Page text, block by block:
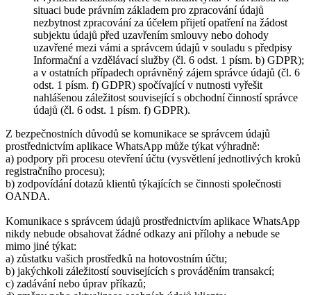
situaci bude právním základem pro zpracování údajů
nezbytnost zpracování za účelem přijetí opatření na žádost
subjektu údajů před uzavřením smlouvy nebo dohody
uzavřené mezi vámi a správcem údajů v souladu s předpisy
Informační a vzdělávací služby (čl. 6 odst. 1 písm. b) GDPR);
a v ostatních případech oprávněný zájem správce údajů (čl. 6
odst. 1 písm. f) GDPR) spočívající v nutnosti vyřešit
nahlášenou záležitost související s obchodní činností správce
údajů (čl. 6 odst. 1 písm. f) GDPR).
Z bezpečnostních důvodů se komunikace se správcem údajů
prostřednictvím aplikace WhatsApp může týkat výhradně:
a) podpory při procesu otevření účtu (vysvětlení jednotlivých kroků
registračního procesu);
b) zodpovídání dotazů klientů týkajících se činnosti společnosti
OANDA.
Komunikace s správcem údajů prostřednictvím aplikace WhatsApp
nikdy nebude obsahovat žádné odkazy ani přílohy a nebude se
mimo jiné týkat:
a) zůstatku vašich prostředků na hotovostním účtu;
b) jakýchkoli záležitostí souvisejících s prováděním transakcí;
c) zadávání nebo úprav příkazů;